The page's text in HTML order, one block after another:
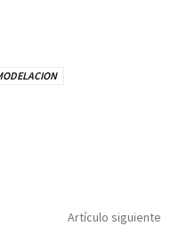
Artículo siguiente